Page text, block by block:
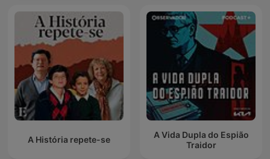
A História repete-se
A Vida Dupla do Espião
Traidor